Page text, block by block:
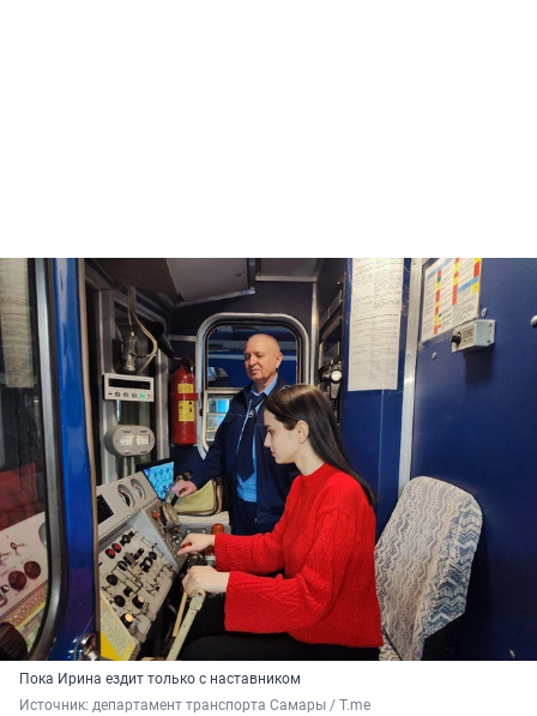
Пока Ирина ездит только с наставником
Источник: департамент транспорта Самары / Т.me